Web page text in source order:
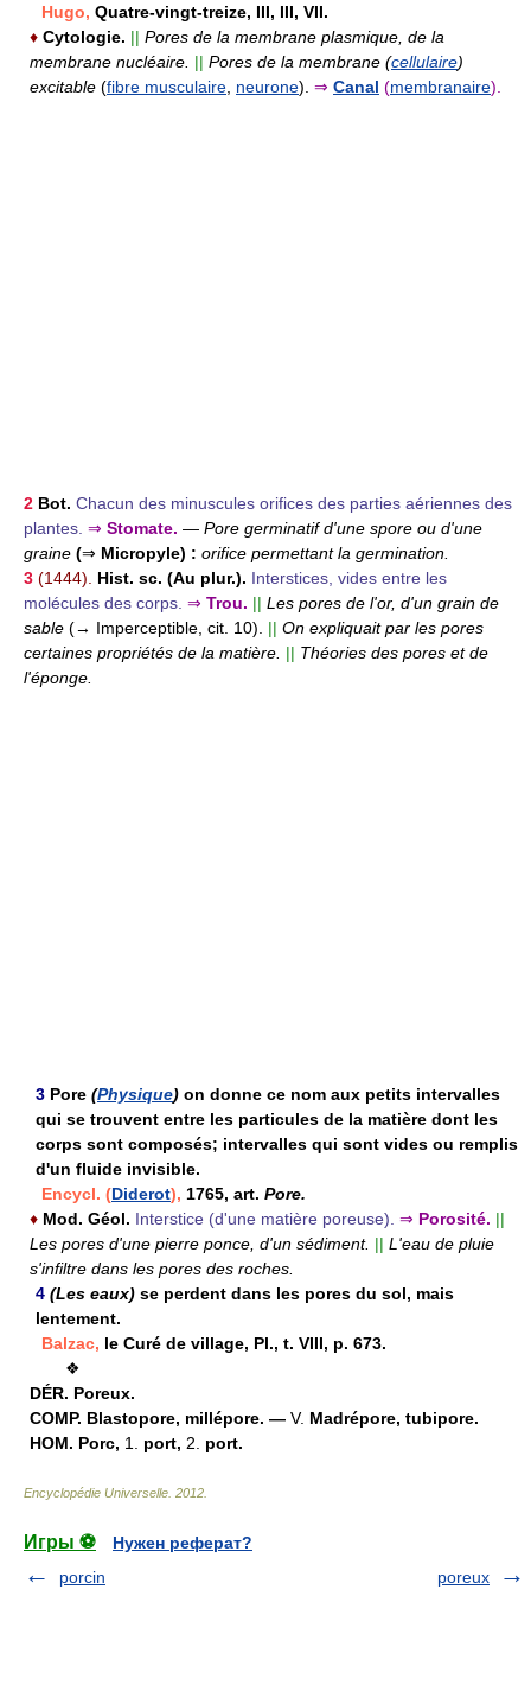
Hugo, Quatre-vingt-treize, III, III, VII.
♦ Cytologie. || Pores de la membrane plasmique, de la
membrane nucléaire. || Pores de la membrane (cellulaire)
excitable (fibre musculaire neurone). ⇒ Canal (membranaire).
2 Bot. Chacun des minuscules orifices des parties aériennes des
plantes. ⇒ Stomate. — Pore germinatif d'une spore ou d'une
graine (⇒ Micropyle) : orifice permettant la germination.
3 (1444). Hist. sc. (Au plur.). Interstices, vides entre les
molécules des corps. ⇒ Trou. || Les pores de l'or, d'un grain de
sable (→ Imperceptible, cit. 10). || On expliquait par les pores
certaines propriétés de la matière. || Théories des pores et de
l'éponge.
3 Pore (Physique) on donne ce nom aux petits intervalles
qui se trouvent entre les particules de la matière dont les
corps sont composés; intervalles qui sont vides ou remplis
d'un fluide invisible.
Encycl. (Diderot), 1765, art. Pore.
♦ Mod. Géol. Interstice (d'une matière poreuse). ⇒ Porosité. ||
Les pores d'une pierre ponce, d'un sédiment. || L'eau de pluie
s'infiltre dans les pores des roches.
4 (Les eaux) se perdent dans les pores du sol, mais
lentement.
Balzac, le Curé de village, Pl., t. VIII, p. 673.
❖
DÉR. Poreux.
COMP. Blastopore, millépore. — V. Madrépore, tubipore.
HOM. Porc, 1. port, 2. port.
Encyclopédie Universelle 2012
Игры ⚽
Нужен реферат?
porcin
poreux